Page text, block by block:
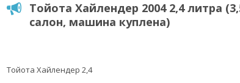
Тойота Хайлендер 2004 2,4 литра
салон, машина куплена)
Тойота Хайлендер 2,4